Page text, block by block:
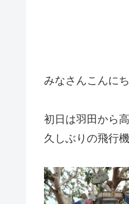
みなさんこんに
初日は羽田から
久しぶりの飛行